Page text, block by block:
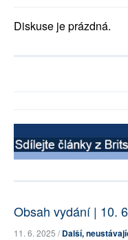
Diskuse je prázdná.
Obsah vydání | 10.
11. 6. 2025 /Další,